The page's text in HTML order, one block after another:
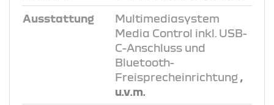
Ausstattung
Multimediasystem
Media Control inkl. USB-
C-Anschluss und
Bluetooth-
Freisprecheinrichtung ,
u.v.m.